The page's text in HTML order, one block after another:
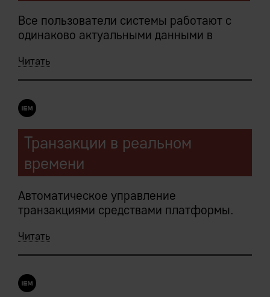
Все пользователи системы работают с
одинаково актуальными данными в
Следует из:
Системы
Исключительная всеохватность и
единственность
.NULL.
Читать
Транзакции в реальном
времени
Автоматическое управление
транзакциями средствами платформы.
Сервер приложений транзакционно
атомарен: платформа гарантирует, что
завершены, либо все изменения
Читать